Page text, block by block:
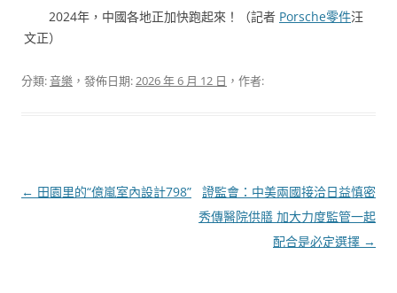
2024年，中國各地正加快跑起來！（記者 Porsche零件汪
文正）
分類:音樂 ，發佈日期:2026 年 6 月 12 日 ，作者:
文
← 田園里的“億嵐室內設計798”
證監會：中美兩國接洽日益慎密
秀傳醫院供膳 加大力度監管一起
配合是必定選擇 →